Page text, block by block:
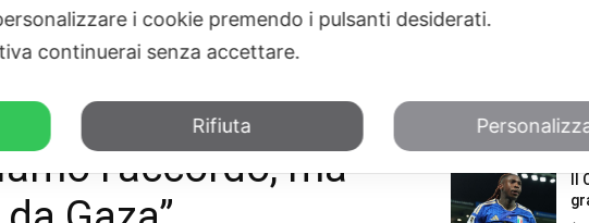
PARLAMENTO SICILIA SALUTE SPORT TN24TV
l’accordo, ma
POTREBBE
i cookie premendo i pulsanti desiderati.
continuerai senza accettare.
Rifiuta